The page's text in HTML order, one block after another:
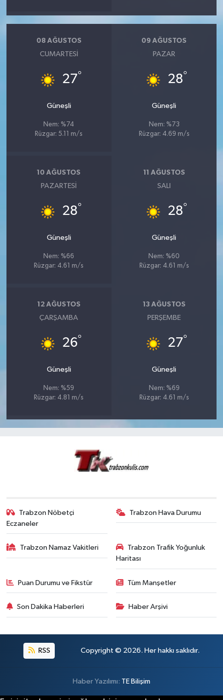
08 AĞUSTOS
CUMARTESI
27°
Güneşli
Nem: %74
Rüzgar: 5.11 m/s
09 AĞUSTOS
PAZAR
28°
Güneşli
Nem: %73
Rüzgar: 4.69 m/s
10 AĞUSTOS
PAZARTESI
28°
Güneşli
Nem: %66
Rüzgar: 4.61 m/s
11 AĞUSTOS
SALI
28°
Güneşli
Nem: %60
Rüzgar: 4.61 m/s
12 AĞUSTOS
ÇARŞAMBA
26°
Güneşli
Nem: %59
Rüzgar: 4.81 m/s
13 AĞUSTOS
PERŞEMBE
27°
Güneşli
Nem: %69
Rüzgar: 4.61 m/s
Trabzon Nöbetçi
Eczaneler
Trabzon Hava Durumu
Trabzon Namaz Vakitleri
Trabzon Trafik Yoğunluk
Haritası
Puan Durumu ve Fikstür Tüm Manşetler
Son Dakika Haberleri Haber Arşivi
RSS Copyright © 2026. Her hakkı saklıdır.
Haber Yazılımı: TE Bilişim